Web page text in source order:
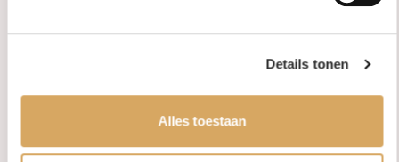
Details tonen
Alles toestaan
Betaalmethodes